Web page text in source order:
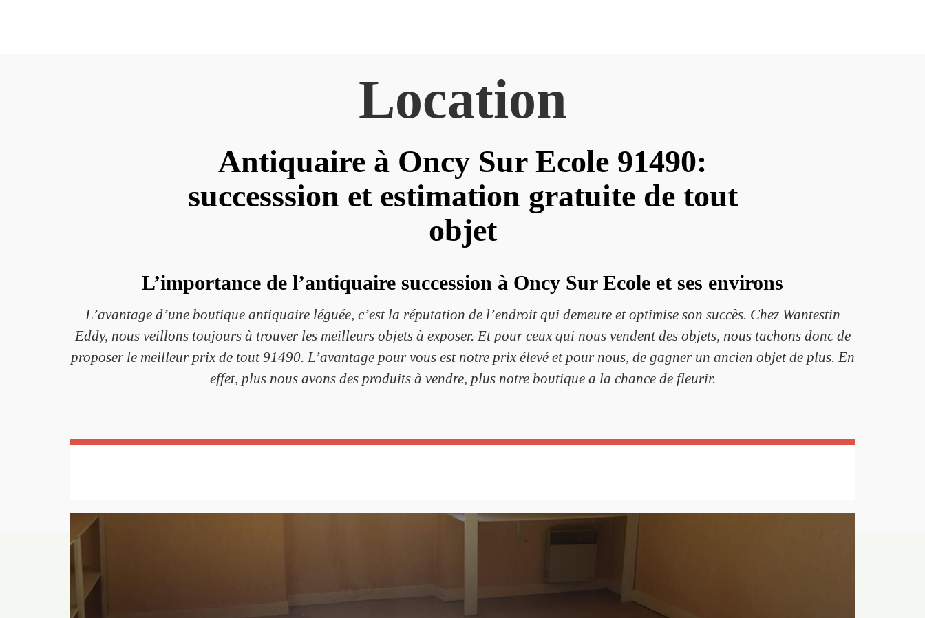
Antiquaire à Oncy Sur Ecole 91490:
successsion et estimation gratuite de tout
objet
Location
L’importance de l’antiquaire succession à Oncy Sur Ecole et ses environs
L’avantage d’une boutique antiquaire léguée, c’est la réputation de l’endroit qui demeure et optimise son succès. Chez Wantestin
Eddy, nous veillons toujours à trouver les meilleurs objets à exposer. Et pour ceux qui nous vendent des objets, nous tachons donc de
proposer le meilleur prix de tout 91490. L’avantage pour vous est notre prix élevé et pour nous, de gagner un ancien objet de plus. En
effet, plus nous avons des produits à vendre, plus notre boutique a la chance de fleurir.